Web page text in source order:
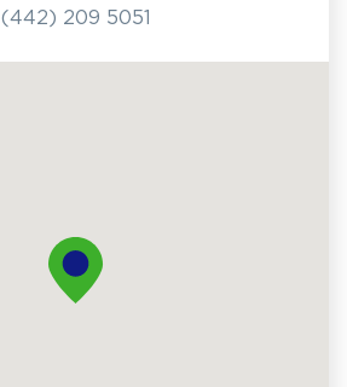
(442) 209 5051